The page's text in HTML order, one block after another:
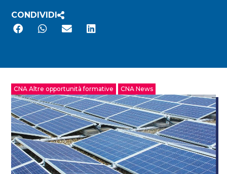
CONDIVIDI
CNA Altre opportunità formative CNA News